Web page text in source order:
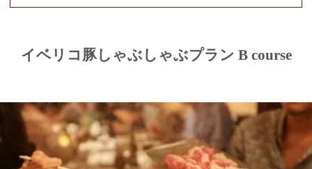
イベリコ豚しゃぶしゃぶプラン B course